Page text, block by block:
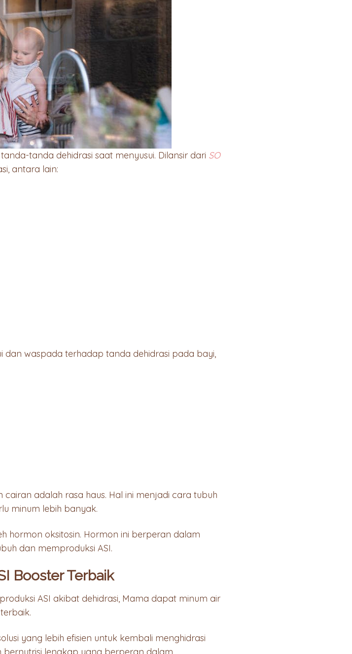
tanda dehidrasi saat menyusui. Dilansir dari SO
antara lain:
dan waspada terhadap tanda dehidrasi pada bayi,
adalah rasa haus. Hal ini menjadi cara tubuh
minum lebih banyak.
hormon oksitosin. Hormon ini berperan dalam
dan memproduksi ASI.
Booster Terbaik
ASI akibat dehidrasi, Mama dapat minum air
yang lebih efisien untuk kembali menghidrasi
lengkap yang berperan dalam